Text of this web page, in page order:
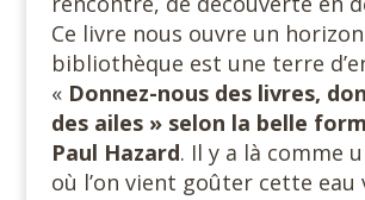
Ce livre nous ouvre un
bibliothèque est une terre
« Donnez-nous des livres,
des ailes » selon la belle
Paul Hazard. Il y a là comme
où l’on vient goûter cette eau